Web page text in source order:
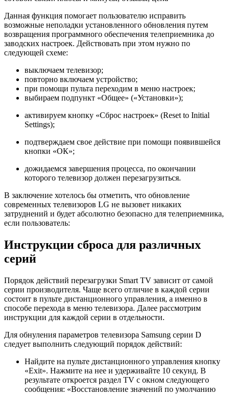
Данная функция помогает пользователю исправить
возможные неполадки установленного обновления путем
возвращения программного обеспечения телеприемника до
заводских настроек. Действовать при этом нужно по
следующей схеме:
выключаем телевизор;
повторно включаем устройство;
при помощи пульта переходим в меню настроек;
выбираем подпункт «Общее» («Установки»);
активируем кнопку «Сброс настроек» (Reset to Initial
Settings);
подтверждаем свое действие при помощи появившейся
кнопки «ОК»;
дожидаемся завершения процесса, по окончании
которого телевизор должен перезагрузиться.
В заключение хотелось бы отметить, что обновление
современных телевизоров LG не вызовет никаких
затруднений и будет абсолютно безопасно для телеприемника,
если пользователь:
Инструкции сброса для различных
серий
Порядок действий перезагрузки Smart TV зависит от самой
серии производителя. Чаще всего отличие в каждой серии
состоит в пульте дистанционного управления, а именно в
способе перехода в меню телевизора. Далее рассмотрим
инструкции для каждой серии в отдельности.
Для обнуления параметров телевизора Samsung серии D
следует выполнить следующий порядок действий:
Найдите на пульте дистанционного управления кнопку
«Exit». Нажмите на нее и удерживайте 10 секунд. В
результате откроется раздел TV с окном следующего
сообщения: «Восстановление значений по умолчанию